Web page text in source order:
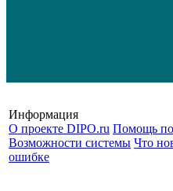
Информация
О проекте DIPO.ru Помощь
Возможности системы Что
ошибке